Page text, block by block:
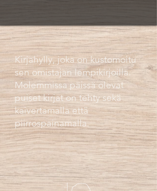
Kirjahylly, joka on kustomoitu
sen omistajan lempikirjoilla.
Molemmissa päissä olevat
puiset kirjat on tehty sekä
kaivertamalla että
piirrospainamalla.